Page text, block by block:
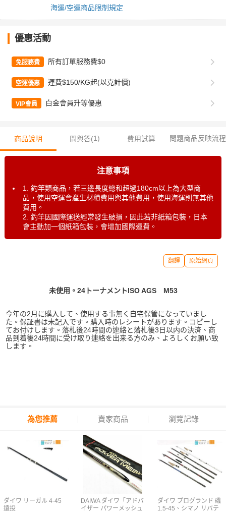
海運/空運商品限制規定
優惠活動
免服務費 所有訂單服務費$0
空運優惠 運費$150/KG起(以克計價)
VIP會員 白金會員升等優惠
商品說明 問與答(1) 費用試算 問題商品反映流程
注意事項
1. 釣竿類商品，若三邊長度總和超過180cm以上為大型商
品，使用空運會產生材積費用與其他費用，使用海運則無其他
費用。
2. 釣竿因國際運送經常發生破損，因此若非紙箱包裝，日本
會主動加一個紙箱包裝，會增加國際運費。
翻譯 原始網頁
未使用。24トーナメントISO AGS M53
今年の2月に購入して、使用する事無く自宅保管になっていまし
た。保証書は未記入です。購入時のレシートがあります。コピーし
てお付けします。落札後24時間の連絡と落札後3日以内の決済、商
品到着後24時間に受け取り連絡を出来る方のみ、よろしくお願い致
します。
為您推薦 賣家商品 瀏覽記錄
ダイワ リーガル 4-45
遠投
DAIWA ダイワ「アドバ
イザー パワーメッシュ
ダイワ プログランド 磯
1.5-45、シマノ リバテ